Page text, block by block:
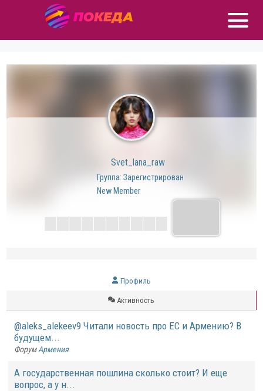
Svet_lana_raw
Группа: Зарегистрирован
New Member
Профиль
Активность
@aleks_alekeev9 Читали новость про ЕС и Армению? В
будущем...
Форум Армения
А государственная пошлина сколько стоит? И еще
вопрос, а у н...